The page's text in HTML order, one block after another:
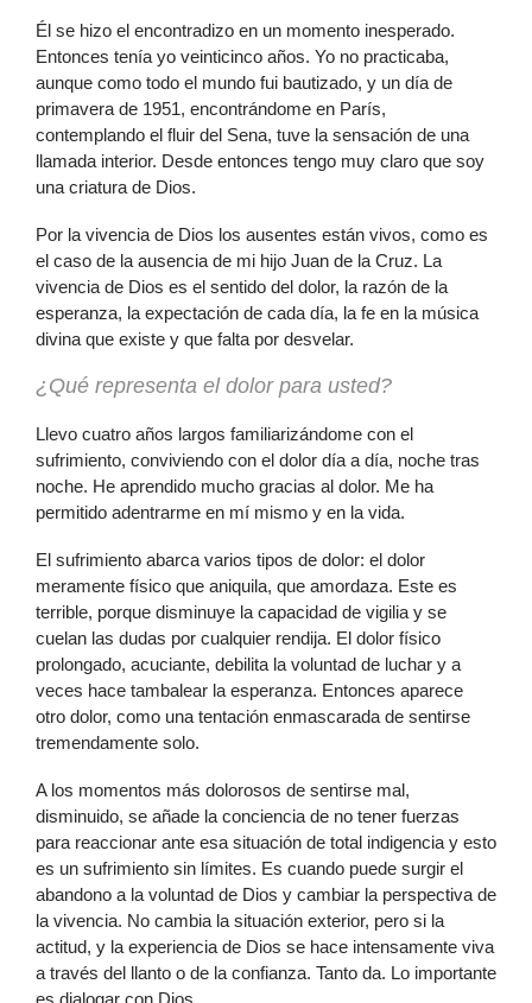
Él se hizo el encontradizo en un momento inesperado.
Entonces tenía yo veinticinco años. Yo no practicaba,
aunque como todo el mundo fui bautizado, y un día de
primavera de 1951, encontrándome en París,
contemplando el fluir del Sena, tuve la sensación de una
llamada interior. Desde entonces tengo muy claro que soy
una criatura de Dios.
Por la vivencia de Dios los ausentes están vivos, como es
el caso de la ausencia de mi hijo Juan de la Cruz. La
vivencia de Dios es el sentido del dolor, la razón de la
esperanza, la expectación de cada día, la fe en la música
divina que existe y que falta por desvelar.
¿Qué representa el dolor para usted?
Llevo cuatro años largos familiarizándome con el
sufrimiento, conviviendo con el dolor día a día, noche tras
noche. He aprendido mucho gracias al dolor. Me ha
permitido adentrarme en mí mismo y en la vida.
El sufrimiento abarca varios tipos de dolor: el dolor
meramente físico que aniquila, que amordaza. Este es
terrible, porque disminuye la capacidad de vigilia y se
cuelan las dudas por cualquier rendija. El dolor físico
prolongado, acuciante, debilita la voluntad de luchar y a
veces hace tambalear la esperanza. Entonces aparece
otro dolor, como una tentación enmascarada de sentirse
tremendamente solo.
A los momentos más dolorosos de sentirse mal,
disminuido, se añade la conciencia de no tener fuerzas
para reaccionar ante esa situación de total indigencia y esto
es un sufrimiento sin límites. Es cuando puede surgir el
abandono a la voluntad de Dios y cambiar la perspectiva de
la vivencia. No cambia la situación exterior, pero si la
actitud, y la experiencia de Dios se hace intensamente viva
a través del llanto o de la confianza. Tanto da. Lo importante
es dialogar con Dios.